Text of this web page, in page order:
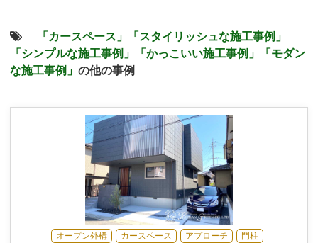
「カースペース」
「スタイリッシュな施工事例」
「シンプルな施工事例」
「かっこいい施工事例」
「モダン
な施工事例」 の他の事例
オープン外構 カースペース アプローチ 門柱